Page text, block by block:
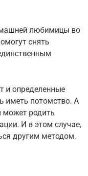
любимицы во
снять
и определенные
иметь потомство. А
может родить
И в этом случае,
другим методом.